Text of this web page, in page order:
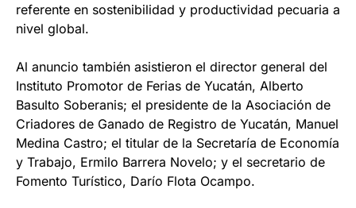
referente en sostenibilidad y productividad pecuaria a
nivel global.
Al anuncio también asistieron el director general del
Instituto Promotor de Ferias de Yucatán, Alberto
Basulto Soberanis; el presidente de la Asociación de
Criadores de Ganado de Registro de Yucatán, Manuel
Medina Castro; el titular de la Secretaría de Economía
y Trabajo, Ermilo Barrera Novelo; y el secretario de
Fomento Turístico, Darío Flota Ocampo.